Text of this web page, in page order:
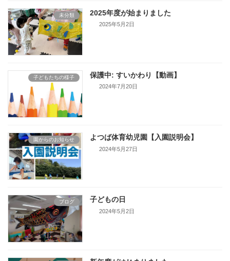
未分類 2025年度が始まりました
2025年5月2日
子どもたちの様子 保護中: すいかわり【動画】
2024年7月20日
園からのお知らせ よつば体育幼児園【入園説明会】
2024年5月27日
ブログ 子どもの日
2024年5月2日